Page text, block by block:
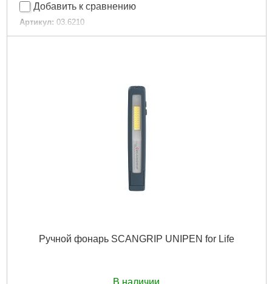
Добавить к сравнению
Артикул: 03.6210
Код товара: 30.49.51
Ручной фонарь SCANGRIP UNIPEN for Life